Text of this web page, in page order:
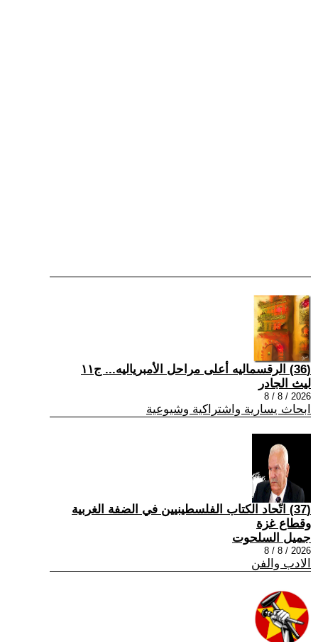
(36) الرقسماليه أعلى مراحل الأمبرياليه... ج١١
ليث الجادر
2026 / 8 / 8
ابحاث يسارية واشتراكية وشيوعية
(37) اتّحاد الكتاب الفلسطينيين في الضفة الغربية
وقطاع غزة
جميل السلحوت
2026 / 8 / 8
الادب والفن